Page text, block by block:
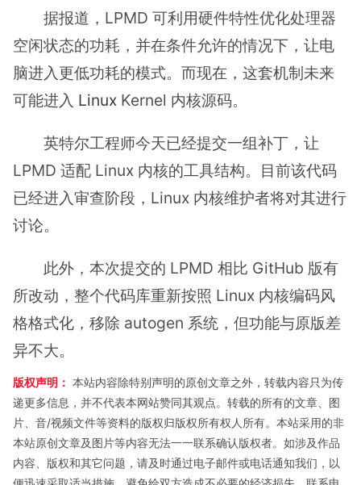
据报道，LPMD 可利用硬件特性优化处理器
空闲状态的功耗，并在条件允许的情况下，让电
脑进入更低功耗的模式。而现在，这套机制未来
可能进入 Linux Kernel 内核源码。
英特尔工程师今天已经提交一组补丁，让
LPMD 适配 Linux 内核的工具结构。目前该代码
已经进入审查阶段，Linux 内核维护者将对其进行
讨论。
此外，本次提交的 LPMD 相比 GitHub 版有
所改动，整个代码库重新按照 Linux 内核编码风
格格式化，移除 autogen 系统，但功能与原版差
异不大。
版权声明： 本站内容除特别声明的原创文章之外，转载内容只为传
递更多信息，并不代表本网站赞同其观点。转载的所有的文章、图
片、音/视频文件等资料的版权归版权所有权人所有。本站采用的非
本站原创文章及图片等内容无法一一联系确认版权者。如涉及作品
内容、版权和其它问题，请及时通过电子邮件或电话通知我们，以